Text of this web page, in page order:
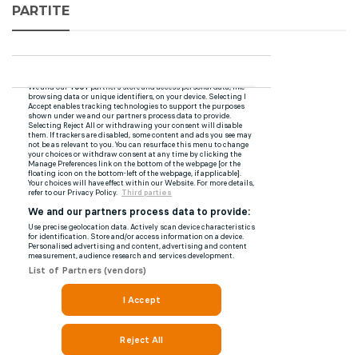
PARTITE